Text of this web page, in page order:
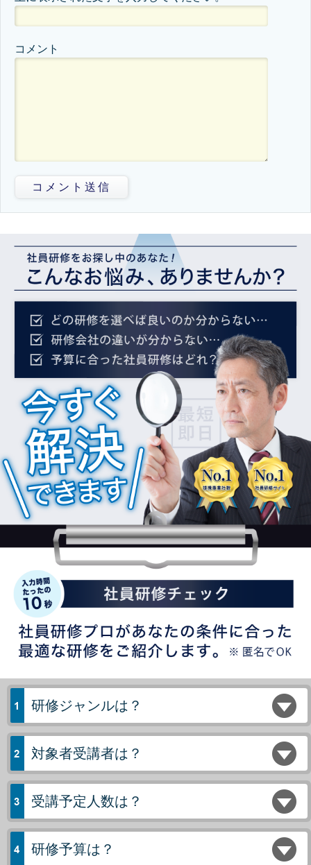
コメント
コメント送信
研修ジャンルは？
対象者受講者は？
受講予定人数は？
研修予算は？